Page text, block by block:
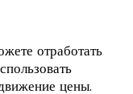
отработать
цены.